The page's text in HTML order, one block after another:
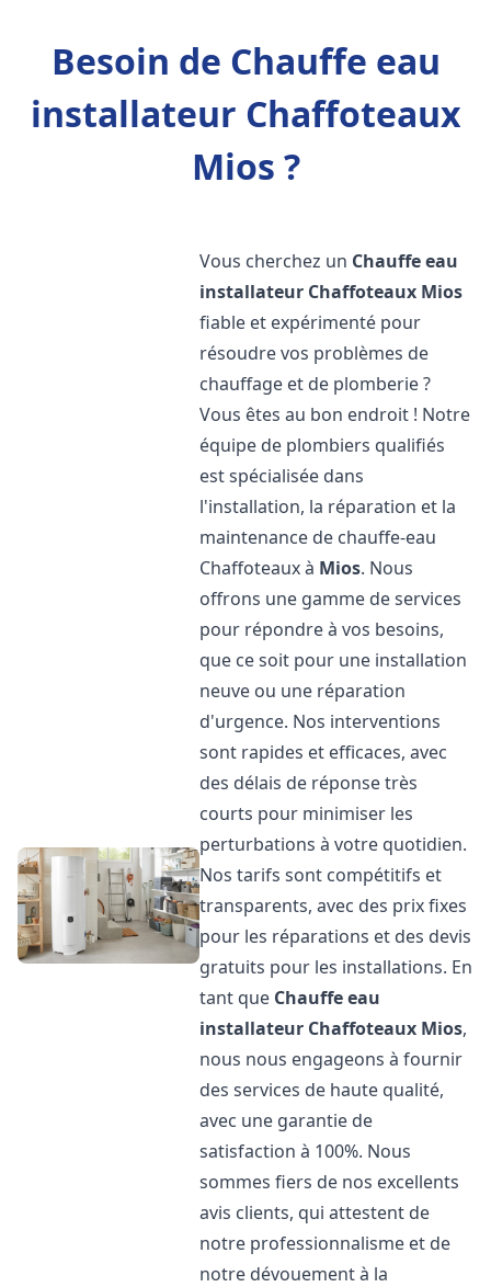
Besoin de Chauffe eau
installateur Chaffoteaux
Mios ?
Vous cherchez un Chauffe eau
installateur Chaffoteaux Mios
fiable et expérimenté pour
résoudre vos problèmes de
chauffage et de plomberie ?
Vous êtes au bon endroit ! Notre
équipe de plombiers qualifiés
est spécialisée dans
l'installation, la réparation et la
maintenance de chauffe-eau
Chaffoteaux à Mios. Nous
offrons une gamme de services
pour répondre à vos besoins,
que ce soit pour une installation
neuve ou une réparation
d'urgence. Nos interventions
sont rapides et efficaces, avec
des délais de réponse très
courts pour minimiser les
perturbations à votre quotidien.
Nos tarifs sont compétitifs et
transparents, avec des prix fixes
pour les réparations et des devis
gratuits pour les installations. En
tant que Chauffe eau
installateur Chaffoteaux Mios,
nous nous engageons à fournir
des services de haute qualité,
avec une garantie de
satisfaction à 100%. Nous
sommes fiers de nos excellents
avis clients, qui attestent de
notre professionnalisme et de
notre dévouement à la